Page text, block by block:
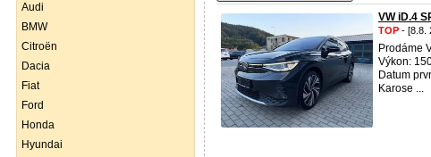
Audi
BMW
Citroën
Dacia
Fiat
Ford
Honda
Hyundai
VW iD.4
TOP - [8.8.
Prodáme
Výkon:
Datum
Karose ...